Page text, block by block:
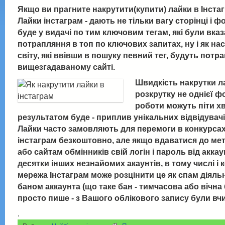
Якщо ви прагните накрутити(купити) лайки в
Лайки інстаграм - дають не тільки вагу сторінці
буде у видачі по тим ключовим тегам, які були
потрапляння в топ по ключових запитах, ну і як
світу, які ввівши в пошуку певний тег, будуть
вищезгадаваному сайті.
Швидкість накрутки
розкрутку не однієї
роботи можуть піти
результатом буде - приплив унікальних
Лайки часто замовляють для перемоги в
інстаграм безкоштовно, але якщо вдаватися до
або сайтам обмінників свій логін і пароль від
десятки інших незнайомих акаунтів, в тому
мережа Інстаграм може розцінити це як спам
баном аккаунта (що таке бан - тимчасова або
просто пише - з Вашого облікового запису були
.